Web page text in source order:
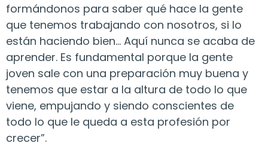
formándonos para saber qué hace la gente
que tenemos trabajando con nosotros, si lo
están haciendo bien… Aquí nunca se acaba de
aprender. Es fundamental porque la gente
joven sale con una preparación muy buena y
tenemos que estar a la altura de todo lo que
viene, empujando y siendo conscientes de
todo lo que le queda a esta profesión por
crecer”.